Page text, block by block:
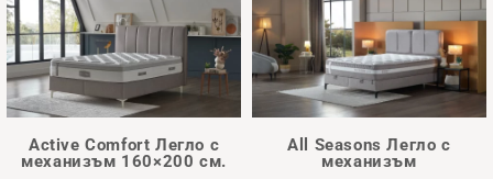
Етикети
Active Comfort Легло с
механизъм 160×200 см.
All Seasons Легло с
механизъм